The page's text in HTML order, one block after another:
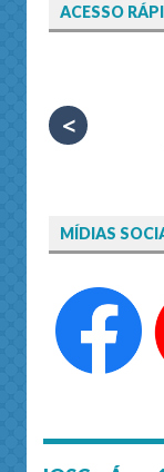
ACESSO
<
MÍDIAS